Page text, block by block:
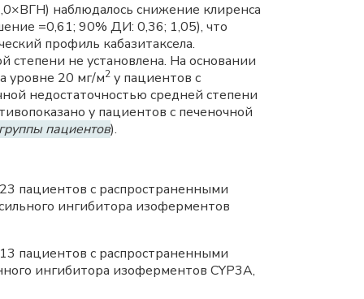
наблюдалось снижение клиренса
=0,61; 90% ДИ: 0,36; 1,05), что
профиль кабазитаксела.
степени не установлена. На основании
уровне 20 мг/м2 у пациентов с
недостаточностью средней степени
у пациентов с печеночной
пациентов).
пациентов с распространенными
ингибитора изоферментов
пациентов с распространенными
ингибитора изоферментов CYP3A,